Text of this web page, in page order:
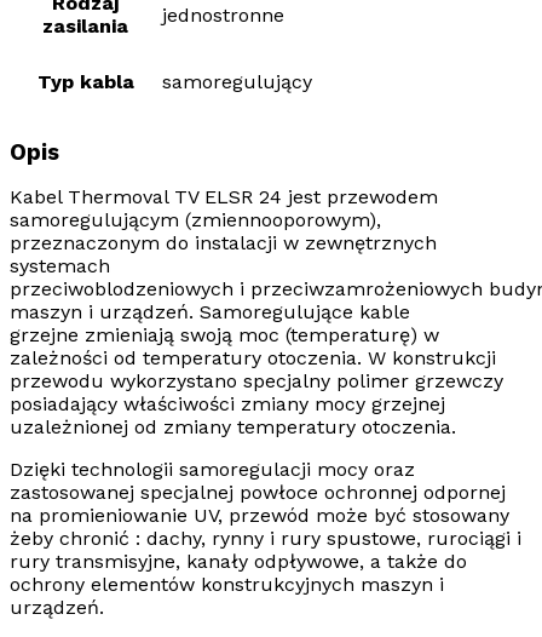
zasilania
jednostronne
Typ kabla samoregulujący
Opis
Kabel Thermoval TV ELSR 24 jest przewodem
samoregulującym (zmiennooporowym),
przeznaczonym do instalacji w zewnętrznych
systemach
przeciwoblodzeniowych i przeciwzamrożeniowych
maszyn i urządzeń. Samoregulujące kable
grzejne zmieniają swoją moc (temperaturę) w
zależności od temperatury otoczenia. W konstrukcji
przewodu wykorzystano specjalny polimer grzewczy
posiadający właściwości zmiany mocy grzejnej
uzależnionej od zmiany temperatury otoczenia.
Dzięki technologii samoregulacji mocy oraz
zastosowanej specjalnej powłoce ochronnej odpornej
na promieniowanie UV, przewód może być stosowany
żeby chronić : dachy, rynny i rury spustowe, rurociągi i
rury transmisyjne, kanały odpływowe, a także do
ochrony elementów konstrukcyjnych maszyn i
urządzeń.